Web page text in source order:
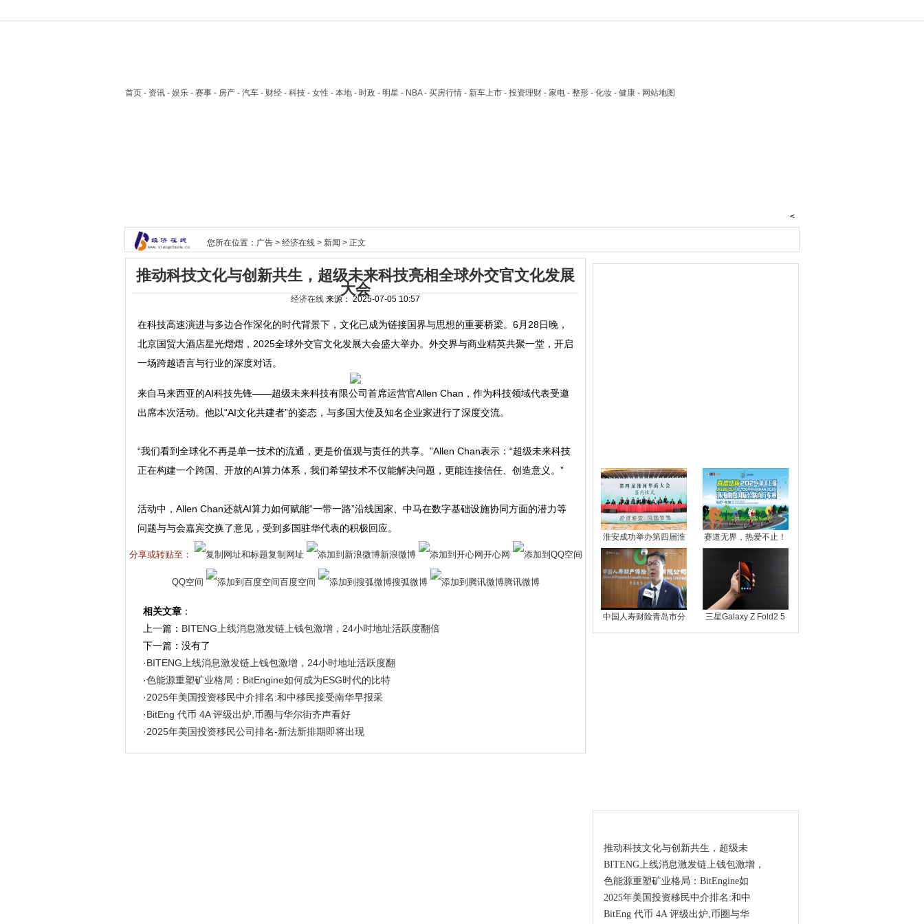
首页 - 资讯 - 娱乐 - 赛事 - 房产 - 汽车 - 财经 - 科技 - 女性 - 本地 - 时政 - 明星 - NBA - 买房行情 - 新车上市 - 投资理财 - 家电 - 整形 - 化妆 - 健康 - 网站地图
<
您所在位置： 广告 > 经济在线 > 新闻 > 正文
推动科技文化与创新共生，超级未来科技亮相全球外交官文化发展
大会
经济在线 来源： 2025-07-05 10:57
在科技高速演进与多边合作深化的时代背景下，文化已成为链接国界与思想的重要桥梁。6月28日晚，
北京国贸大酒店星光熠熠，2025全球外交官文化发展大会盛大举办。外交界与商业精英共聚一堂，开启
一场跨越语言与行业的深度对话。
来自马来西亚的AI科技先锋——超级未来科技有限公司首席运营官Allen Chan，作为科技领域代表受邀
出席本次活动。他以“AI文化共建者”的姿态，与多国大使及知名企业家进行了深度交流。
“我们看到全球化不再是单一技术的流通，更是价值观与责任的共享。”Allen Chan表示：“超级未来科技
正在构建一个跨国、开放的AI算力体系，我们希望技术不仅能解决问题，更能连接信任、创造意义。”
活动中，Allen Chan还就AI算力如何赋能“一带一路”沿线国家、中马在数字基础设施协同方面的潜力等
问题与与会嘉宾交换了意见，受到多国驻华代表的积极回应。
分享或转贴至： 复制网址 新浪微博 开心网
QQ空间 百度空间 搜弧微博 腾讯微博
相关文章 ：
上一篇： BITENG上线消息激发链上钱包激增，24小时地址活跃度翻倍
下一篇：没有了
·BITENG上线消息激发链上钱包激增，24小时地址活跃度翻
·色能源重塑矿业格局：BitEngine如何成为ESG时代的比特
·2025年美国投资移民中介排名:和中移民接受南华早报采
·BitEng 代币 4A 评级出炉,币圈与华尔街齐声看好
·2025年美国投资移民公司排名-新法新排期即将出现
淮安成功举办第四届淮 赛道无界，热爱不止！
中国人寿财险青岛市分 三星Galaxy Z Fold2 5
推动科技文化与创新共生，超级未
BITENG上线消息激发链上钱包激增，
色能源重塑矿业格局：BitEngine如
2025年美国投资移民中介排名:和中
BitEng 代币 4A 评级出炉,币圈与华